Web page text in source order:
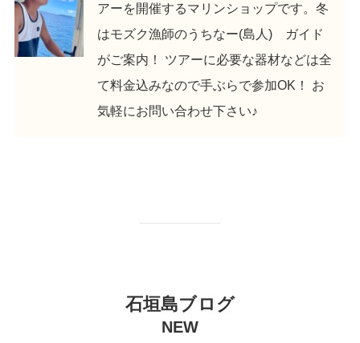
アーを開催するマリンショップです。冬
はモズク漁師のうちなー(島人) ガイド
がご案内！ ツアーに必要な器材などは全
て料金込みなので手ぶらで参加OK！ お
気軽にお問い合わせ下さい♪
石垣島ブログ
NEW